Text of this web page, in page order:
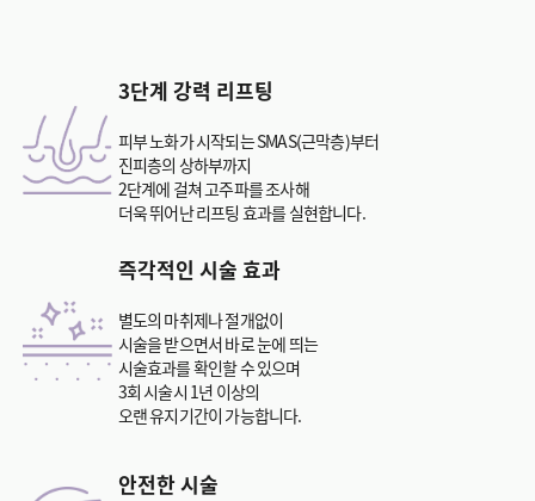
3단계 강력 리프팅
피부 노화가 시작되는 SMAS(근막층)부터
진피층의 상하부까지
2단계에 걸쳐 고주파를 조사해
더욱 뛰어난 리프팅 효과를 실현합니다.
즉각적인 시술 효과
별도의 마취제나 절개없이
시술을 받으면서 바로 눈에 띄는
시술효과를 확인할 수 있으며
3회 시술시 1년 이상의
오랜 유지기간이 가능합니다.
안전한 시술